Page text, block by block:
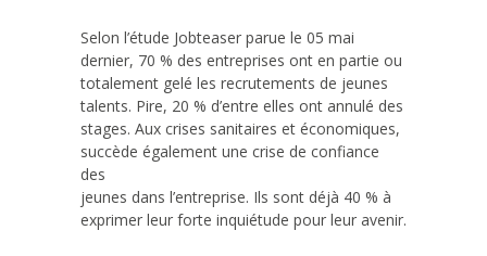
Selon l’étude Jobteaser parue le 05 mai
dernier, 70 % des entreprises ont en partie ou
totalement gelé les recrutements de jeunes
talents. Pire, 20 % d’entre elles ont annulé des
stages. Aux crises sanitaires et économiques,
succède également une crise de confiance
des
jeunes dans l’entreprise. Ils sont déjà 40 % à
exprimer leur forte inquiétude pour leur avenir.